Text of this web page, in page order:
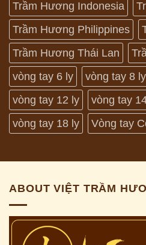
Trầm Hương Indonesia
Trầm Hương Philippines
Trầm Hương Thái Lan
vòng tay 6 ly
vòng tay 8 ly
vòng tay 12 ly
vòng tay
vòng tay 18 ly
Vòng tay
ABOUT VIỆT TRẦM